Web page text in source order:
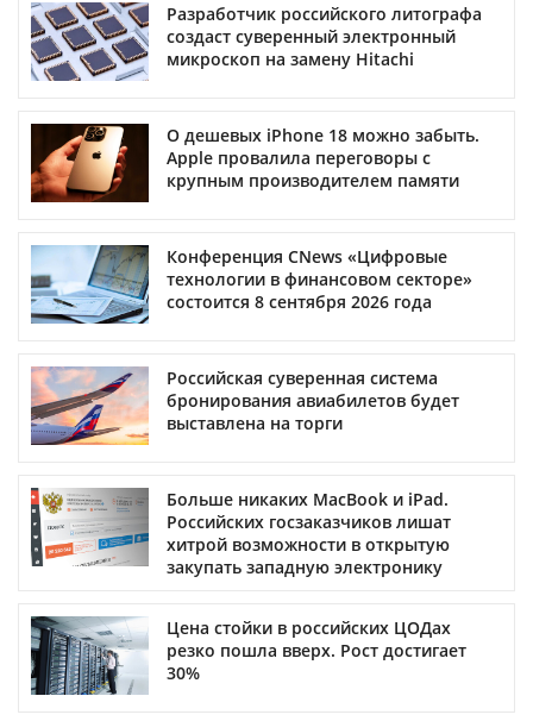
Разработчик российского литографа
создаст суверенный электронный
микроскоп на замену Hitachi
О дешевых iPhone 18 можно забыть.
Apple провалила переговоры с
крупным производителем памяти
Конференция CNews «Цифровые
технологии в финансовом секторе»
состоится 8 сентября 2026 года
Российская суверенная система
бронирования авиабилетов будет
выставлена на торги
Больше никаких MacBook и iPad.
Российских госзаказчиков лишат
хитрой возможности в открытую
закупать западную электронику
Цена стойки в российских ЦОДах
резко пошла вверх. Рост достигает
30%